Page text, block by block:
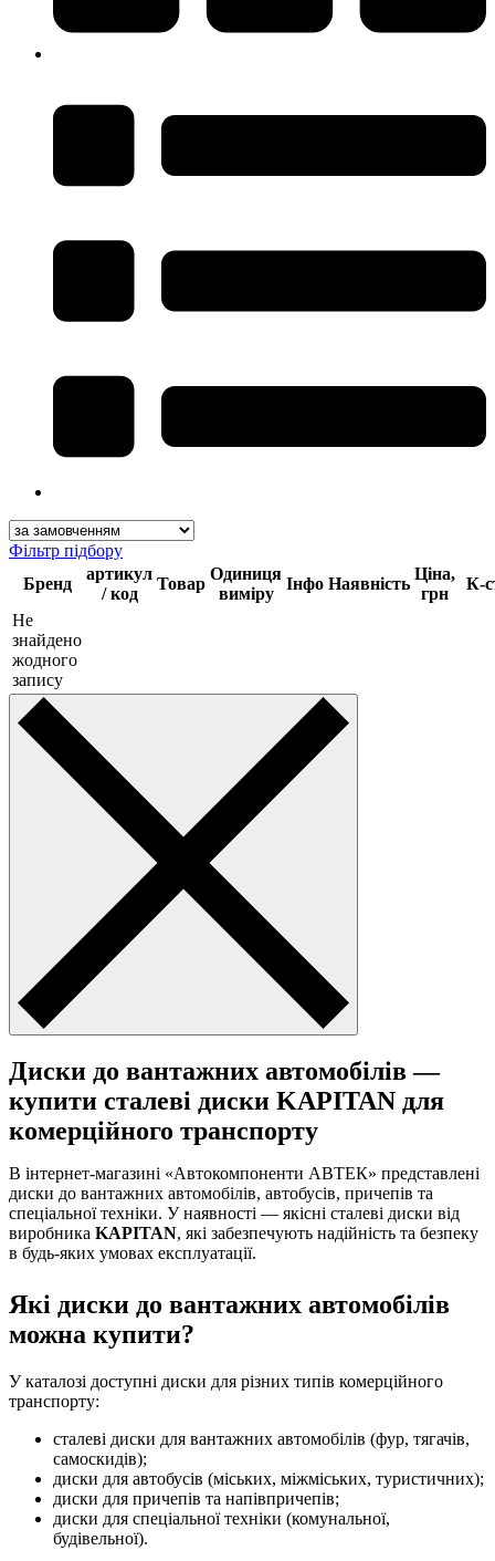
Фільтр підбору
Бренд
артикул
/ код
Товар
Одиниця
виміру
Інфо Наявність
Ціна,
грн
К-
Не
знайдено
жодного
запису
Диски до вантажних автомобілів —
купити сталеві диски KAPITAN для
комерційного транспорту
В інтернет-магазині «Автокомпоненти АВТЕК» представлені
диски до вантажних автомобілів, автобусів, причепів та
спеціальної техніки. У наявності — якісні сталеві диски від
виробника KAPITAN, які забезпечують надійність та безпеку
в будь-яких умовах експлуатації.
Які диски до вантажних автомобілів
можна купити?
У каталозі доступні диски для різних типів комерційного
транспорту:
сталеві диски для вантажних автомобілів (фур, тягачів,
самоскидів);
диски для автобусів (міських, міжміських, туристичних);
диски для причепів та напівпричепів;
диски для спеціальної техніки (комунальної,
будівельної).